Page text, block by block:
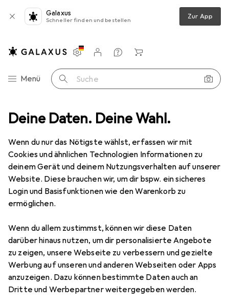
Deine Daten. Deine Wahl.
Wenn du nur das Nötigste wählst, erfassen wir mit
Cookies und ähnlichen Technologien Informationen zu
deinem Gerät und deinem Nutzungsverhalten auf unserer
Website. Diese brauchen wir, um dir bspw. ein sicheres
Login und Basisfunktionen wie den Warenkorb zu
ermöglichen.
Wenn du allem zustimmst, können wir diese Daten
darüber hinaus nutzen, um dir personalisierte Angebote
zu zeigen, unsere Webseite zu verbessern und gezielte
Werbung auf unseren und anderen Webseiten oder Apps
anzuzeigen. Dazu können bestimmte Daten auch an
Dritte und Werbepartner weitergegeben werden.
Galaxus
Schneller finden und bestellen Zur App
Navigation nach Kategorien
Menü Suche
Einstellungen
Kundenkonto
Vergleichslisten
Merklisten
Warenkorb
Fitnessbekleidung Sportsocken Erima Tanaro Stutzenstrumpf
9 Bilder
Erima Tanaro Stutzenstrumpf
Preis in EUR inkl. MwSt.
EUR
20,17
Bewertungen Marke
Mehr von Erima